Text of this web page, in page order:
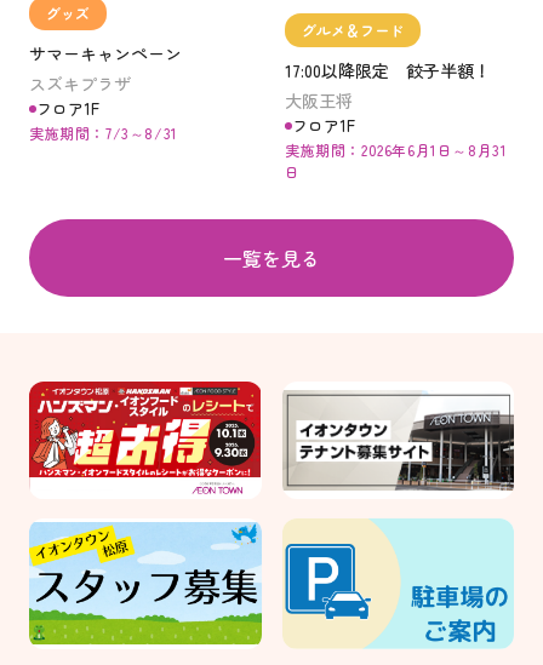
グッズ
サマーキャンペーン
スズキプラザ
フロア1F
実施期間：7/3～8/31
グルメ＆フード
17:00以降限定 餃子半額！
大阪王将
フロア1F
実施期間：2026年6月1日～8月31
日
一覧を見る